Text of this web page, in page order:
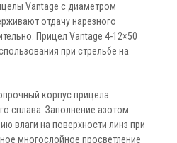
Vantage с диаметром
отдачу нарезного
Прицел Vantage 4-12×50
при стрельбе на
корпус прицела
сплава. Заполнение азотом
влаги на поверхности линз при
многослойное просветление